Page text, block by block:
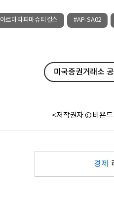
르마타파마슈티컬스 #AP-SA02
미국증권거래소
<저작권자 © 비욘드
경제